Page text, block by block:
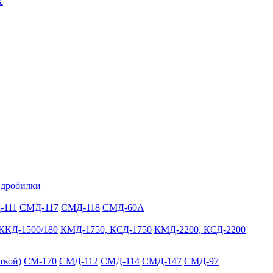
СМД-117 СМД-118 СМД-60А
1500/180 КМД-1750, КСД-1750 КМД-2200, КСД-2200
СМ-170 СМД-112 СМД-114 СМД-147 СМД-97